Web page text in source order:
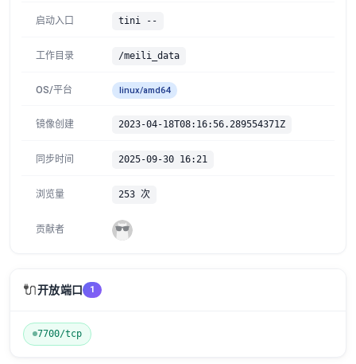
启动入口 tini --
工作目录 /meili_data
OS/平台 linux/amd64
镜像创建 2023-04-18T08:16:56.289554371Z
同步时间 2025-09-30 16:21
浏览量 253 次
贡献者
🔌开放端口 1
7700/tcp